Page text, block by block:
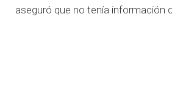
aseguró que no tenía información